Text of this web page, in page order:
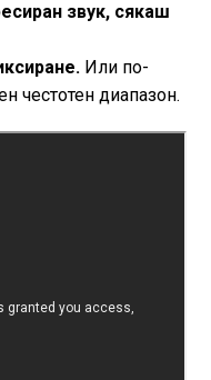
звук, сякаш
Или по-
честотен диапазон.